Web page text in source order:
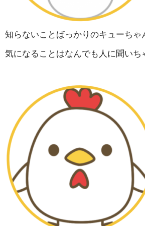
知らないことばっかりのキューちゃ
気になることはなんでも人に聞いち